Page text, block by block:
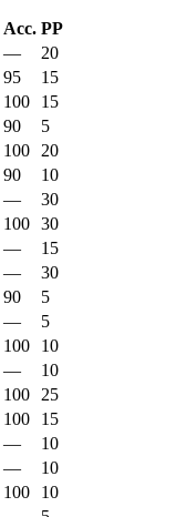
Acc. PP
—
20
95
15
100
15
90
5
100
20
90
10
—
30
100 30
—
15
—
30
90
5
—
5
100
10
—
10
100
25
100
15
—
10
—
10
100
10